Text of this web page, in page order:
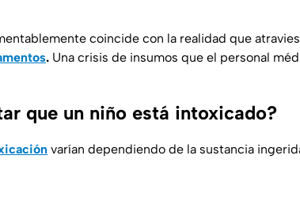
coincide con la realidad que
. Una crisis de insumos que el personal
que un niño está intoxicado?
varían dependiendo de la sustancia